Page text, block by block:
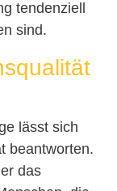
tendenziell
sind.
lässt sich
beantworten.
das